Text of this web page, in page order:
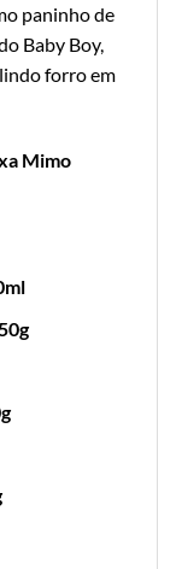
paninho de
Baby Boy,
forro em
Mimo